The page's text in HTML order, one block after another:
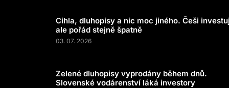
Cihla, dluhopisy a nic moc jiného. Češi
ale pořád stejně špatně
03. 07. 2026
Zelené dluhopisy vyprodány během dnů.
Slovenské vodárenství láká investory